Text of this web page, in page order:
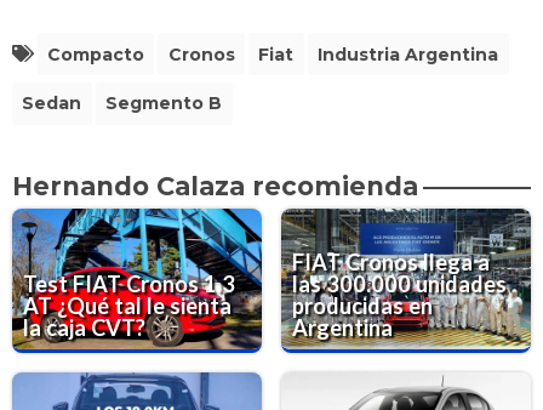
Compacto Cronos Fiat Industria Argentina
Sedan Segmento B
Hernando Calaza recomienda
Test FIAT Cronos 1.3
AT ¿Qué tal le sienta
la caja CVT?
FIAT Cronos llega a
las 300.000 unidades
producidas en
Argentina